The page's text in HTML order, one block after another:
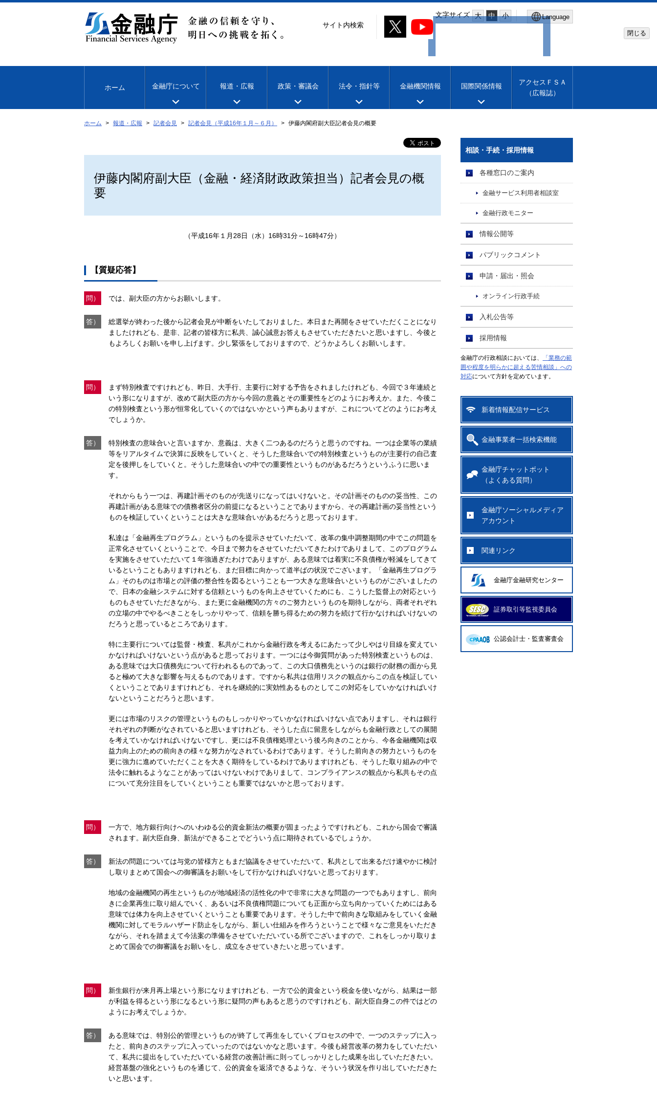
文
移
文字サイズ 大 中 小 Language
Machine translation
閉じる
サイト内検索
ホーム 金融庁について 報道・広報 政策・審議会 法令・指針等 金融機関情報 国際関係情報
アクセスＦＳＡ
（広報誌）
ホーム 報道・広報 記者会見 記者会見（平成16年１月～６月） 伊藤内閣府副大臣記者会見の概要
伊藤内閣府副大臣（金融・経済財政政策担当）記者会見の概
要
（平成16年１月28日（水）16時31分～16時47分）
【質疑応答】
問） では、副大臣の方からお願いします。
答）
総選挙が終わった後から記者会見が中断をいたしておりました。本日また再開をさせていただくことになり
ましたけれども、是非、記者の皆様方に私共、誠心誠意お答えもさせていただきたいと思いますし、今後と
もよろしくお願いを申し上げます。少し緊張をしておりますので、どうかよろしくお願いします。
問）
まず特別検査ですけれども、昨日、大手行、主要行に対する予告をされましたけれども、今回で３年連続と
いう形になりますが、改めて副大臣の方から今回の意義とその重要性をどのようにお考えか。また、今後こ
の特別検査という形が恒常化していくのではないかという声もありますが、これについてどのようにお考え
でしょうか。
答）
特別検査の意味合いと言いますか、意義は、大きく二つあるのだろうと思うのですね。一つは企業等の業績
等をリアルタイムで決算に反映をしていくと、そうした意味合いでの特別検査というものが主要行の自己査
定を後押しをしていくと。そうした意味合いの中での重要性というものがあるだろうというふうに思いま
す。
それからもう一つは、再建計画そのものが先送りになってはいけないと。その計画そのものの妥当性、この
再建計画がある意味での債務者区分の前提になるということでありますから、その再建計画の妥当性という
ものを検証していくということは大きな意味合いがあるだろうと思っております。
私達は「金融再生プログラム」というものを提示させていただいて、改革の集中調整期間の中でこの問題を
正常化させていくということで、今日まで努力をさせていただいてきたわけでありまして、このプログラム
を実施をさせていただいて１年強過ぎたわけでありますが、ある意味では着実に不良債権が軽減をしてきて
いるということもありますけれども、まだ目標に向かって道半ばの状況でございます。「金融再生プログラ
ム」そのものは市場との評価の整合性を図るということも一つ大きな意味合いというものがございましたの
で、日本の金融システムに対する信頼というものを向上させていくためにも、こうした監督上の対応という
ものもさせていただきながら、また更に金融機関の方々のご努力というものを期待しながら、両者それぞれ
の立場の中でやるべきことをしっかりやって、信頼を勝ち得るための努力を続けて行かなければいけないの
だろうと思っているところであります。
特に主要行については監督・検査、私共がこれから金融行政を考えるにあたって少しやはり目線を変えてい
かなければいけないという点があると思っております。一つには今御質問があった特別検査というものは、
ある意味では大口債務先について行われるものであって、この大口債務先というのは銀行の財務の面から見
ると極めて大きな影響を与えるものであります。ですから私共は信用リスクの観点からこの点を検証してい
くということでありますけれども、それを継続的に実効性あるものとしてこの対応をしていかなければいけ
ないということだろうと思います。
更には市場のリスクの管理というものもしっかりやっていかなければいけない点でありますし、それは銀行
それぞれの判断がなされていると思いますけれども、そうした点に留意をしながらも金融行政としての展開
を考えていかなければいけないですし、更には不良債権処理という後ろ向きのことから、今各金融機関は収
益力向上のための前向きの様々な努力がなされているわけであります。そうした前向きの努力というものを
更に強力に進めていただくことを大きく期待をしているわけでありますけれども、そうした取り組みの中で
法令に触れるようなことがあってはいけないわけでありまして、コンプライアンスの観点から私共もその点
について充分注目をしていくということも重要ではないかと思っております。
問）
一方で、地方銀行向けへのいわゆる公的資金新法の概要が固まったようですけれども、これから国会で審議
されます。副大臣自身、新法ができることでどういう点に期待されているでしょうか。
答）
新法の問題については与党の皆様方ともまだ協議をさせていただいて、私共として出来るだけ速やかに検討
し取りまとめて国会への御審議をお願いをして行かなければいけないと思っております。
地域の金融機関の再生というものが地域経済の活性化の中で非常に大きな問題の一つでもありますし、前向
きに企業再生に取り組んでいく、あるいは不良債権問題についても正面から立ち向かっていくためにはある
意味では体力を向上させていくということも重要であります。そうした中で前向きな取組みをしていく金融
機関に対してモラルハザード防止をしながら、新しい仕組みを作ろうということで様々なご意見をいただき
ながら、それを踏まえて今法案の準備をさせていただいている所でございますので、これをしっかり取りま
とめて国会での御審議をお願いをし、成立をさせていきたいと思っています。
問）
新生銀行が来月再上場という形になりますけれども、一方で公的資金という税金を使いながら、結果は一部
が利益を得るという形になるという形に疑問の声もあると思うのですけれども、副大臣自身この件ではどの
ようにお考えでしょうか。
答）
ある意味では、特別公的管理というものが終了して再生をしていくプロセスの中で、一つのステップに入っ
たと、前向きのステップに入っていったのではないかなと思います。今後も経営改革の努力をしていただい
て、私共に提出をしていただいている経営の改善計画に則ってしっかりとした成果を出していただきたい。
経営基盤の強化というものを通じて、公的資金を返済できるような、そういう状況を作り出していただきた
いと思います。
相談・手続・採用情報
各種窓口のご案内
金融サービス利用者相談室
金融行政モニター
情報公開等
パブリックコメント
申請・届出・照会
オンライン行政手続
入札公告等
採用情報
金融庁の行政相談においては、
「業務の範
囲や程度を明らかに超える苦情相談」への
対応について方針を定めています。
新着情報配信サービス
金融事業者一括検索機能
金融庁チャットボット
（よくある質問）
金融庁ソーシャルメディア
アカウント
関連リンク
金融庁金融研究センター
証券取引等監視委員会
公認会計士・監査審査会